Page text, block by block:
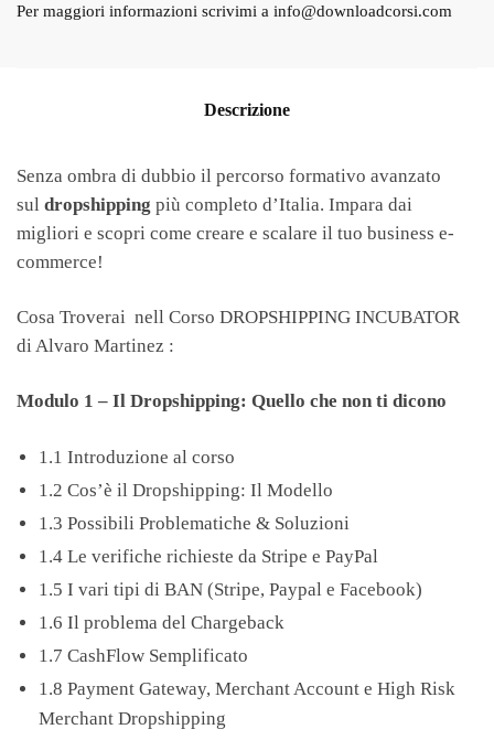
Per maggiori informazioni scrivimi a info@downloadcorsi.com
Descrizione
Senza ombra di dubbio il percorso formativo avanzato
sul dropshipping più completo d’Italia. Impara dai
migliori e scopri come creare e scalare il tuo business e-
commerce!
Cosa Troverai nell Corso DROPSHIPPING INCUBATOR
di Alvaro Martinez :
Modulo 1 – Il Dropshipping: Quello che non ti dicono
1.1 Introduzione al corso
1.2 Cos’è il Dropshipping: Il Modello
1.3 Possibili Problematiche & Soluzioni
1.4 Le verifiche richieste da Stripe e PayPal
1.5 I vari tipi di BAN (Stripe, Paypal e Facebook)
1.6 Il problema del Chargeback
1.7 CashFlow Semplificato
1.8 Payment Gateway, Merchant Account e High Risk
Merchant Dropshipping